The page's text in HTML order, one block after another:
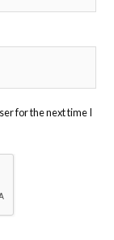
for the next time I